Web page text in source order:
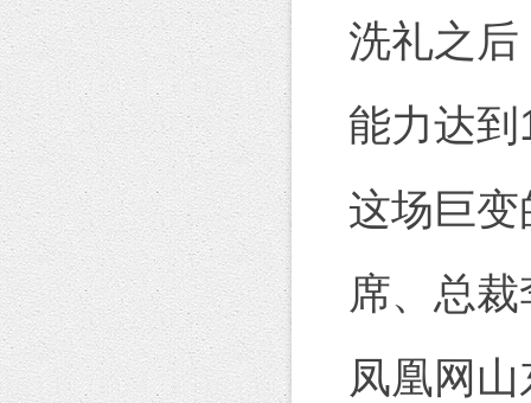
洗礼之后
能力达
这场巨
席、总
凤凰网